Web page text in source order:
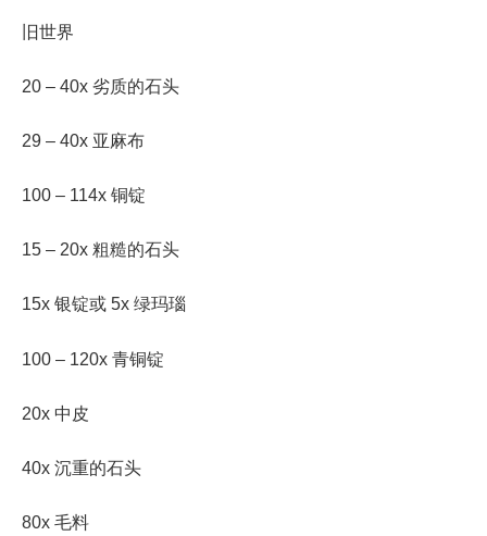
旧世界
20 – 40x 劣质的石头
29 – 40x 亚麻布
100 – 114x 铜锭
15 – 20x 粗糙的石头
15x 银锭或 5x 绿玛瑙
100 – 120x 青铜锭
20x 中皮
40x 沉重的石头
80x 毛料